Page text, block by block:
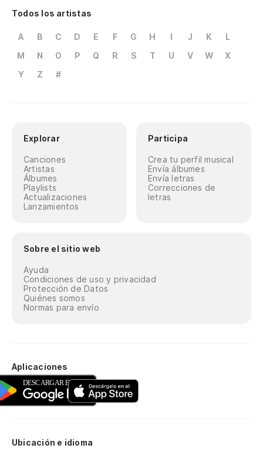
Todos los artistas
A B C D E F G H I J K
L
M
N O P Q R S T U V W
X
Y
Z #
Explorar
Canciones
Artistas
Álbumes
Playlists
Actualizaciones
Lanzamientos
Participa
Crea tu perfil musical
Envía álbumes
Envía letras
Correcciones de
letras
Sobre el sitio web
Ayuda
Condiciones de uso y privacidad
Protección de Datos
Quiénes somos
Normas para envío
Aplicaciones
Ubicación e idioma